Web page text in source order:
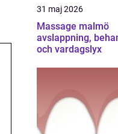
31 maj 2026
Massage malmö
avslappning,
och vardagslyx